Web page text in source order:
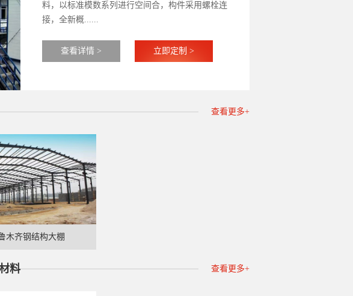
料，以标准模数系列进行空间合，构件采用螺栓连
接，全新概......
查看详情 > 立即定制 >
查看更多+
木齐钢结构大棚
查看更多+
料